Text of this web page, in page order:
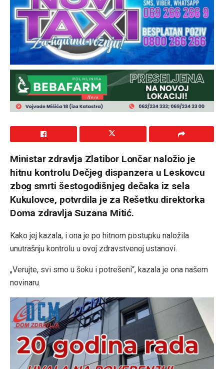
Ministar zdravlja Zlatibor Lončar naložio je
hitnu kontrolu Dečjeg dispanzera u Leskovcu
zbog smrti šestogodišnjeg dečaka iz sela
Kukulovce, potvrdila je za Rešetku direktorka
Doma zdravlja Suzana Mitić.
Kako jej kazala, i ona je po hitnom postupku naložila
unutrašnju kontrolu u ovoj zdravstvenoj ustanovi.
„Verujte, svi smo u šoku i potrešeni“, kazala je ona našem
novinaru.